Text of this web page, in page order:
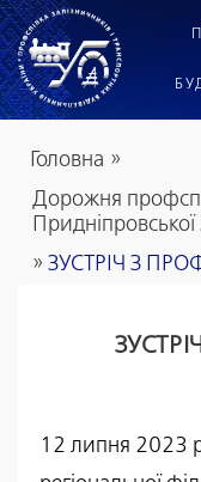
Головна »
Дорожня
Придніпровської
» ЗУСТРІЧ З
12 липня 2023